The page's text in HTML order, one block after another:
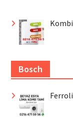
Kombi
Bosch
Ferroli